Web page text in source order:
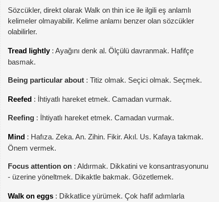
Sözcükler, direkt olarak Walk on thin ice ile ilgili eş anlamlı
kelimeler olmayabilir. Kelime anlamı benzer olan sözcükler
olabilirler.
Tread lightly : Ayağını denk al. Ölçülü davranmak. Hafifçe
basmak.
Being particular about : Titiz olmak. Seçici olmak. Seçmek.
Reefed : İhtiyatlı hareket etmek. Camadan vurmak.
Reefing : İhtiyatlı hareket etmek. Camadan vurmak.
Mind : Hafıza. Zeka. An. Zihin. Fikir. Akıl. Us. Kafaya takmak.
Önem vermek.
Focus attention on : Aldırmak. Dikkatini ve konsantrasyonunu
- üzerine yöneltmek. Dikaktle bakmak. Gözetlemek.
Walk on eggs : Dikkatlice yürümek. Çok hafif adımlarla